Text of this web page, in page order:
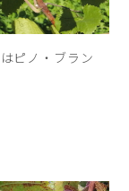
ピノ・ブラン